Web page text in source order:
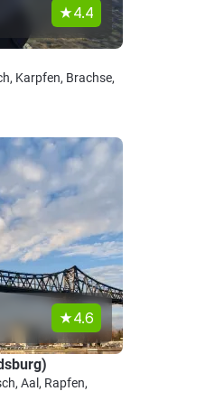
4.4
Karpfen, Brachse,
4.6
Aal, Rapfen,